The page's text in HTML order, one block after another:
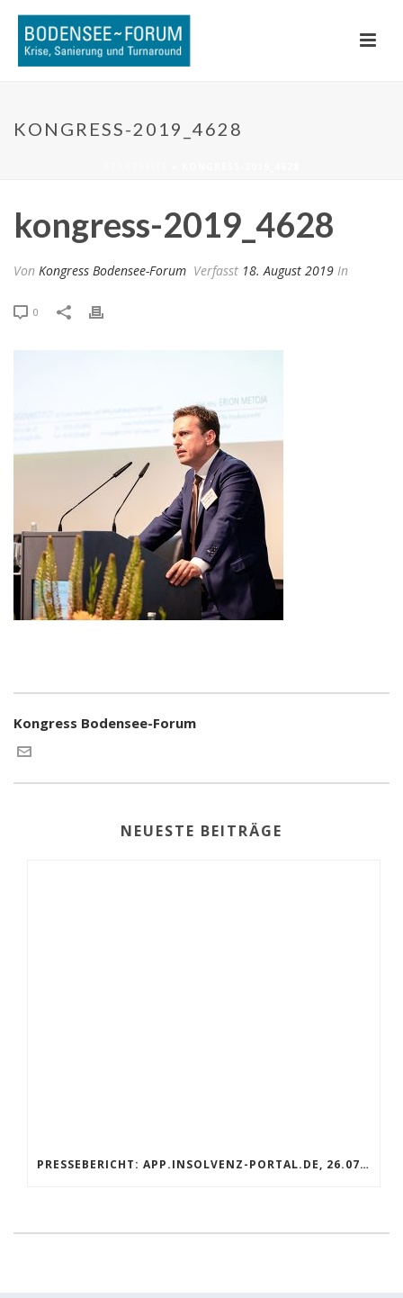
KONGRESS-2019_4628
kongress-2019_4628
Von Kongress Bodensee-Forum Verfasst 18. August 2019 In
0
Kongress Bodensee-Forum
NEUESTE BEITRÄGE
PRESSEBERICHT: APP.INSOLVENZ-PORTAL.DE, 26.07.2019